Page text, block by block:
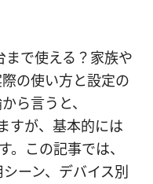
で使える？家族や
の使い方と設定の
ら言うと、
すが、基本的には
。この記事では、
ーン、デバイス別